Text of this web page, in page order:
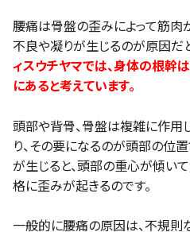
腰痛は骨盤の歪みによって筋肉
不良や凝りが生じるのが原因だ
ィスウチヤマでは、身体の根幹
にあると考えています。
頭部や背骨、骨盤は複雑に作用
り、その要になるのが頭部の位
が生じると、頭部の重心が傾い
格に歪みが起きるのです。
一般的に腰痛の原因は、不規則